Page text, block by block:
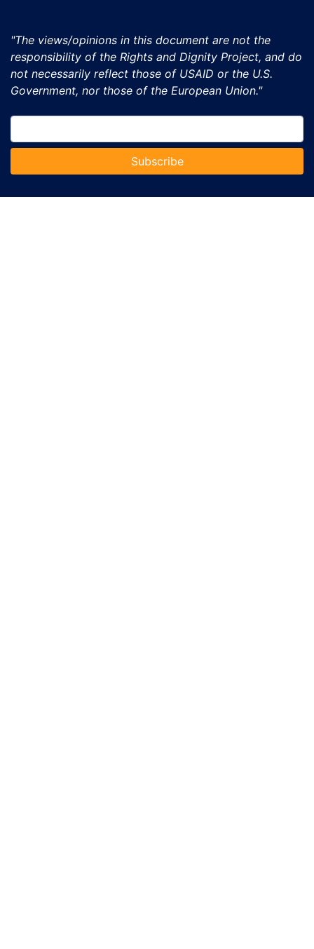
"The views/opinions in this document are not the
responsibility of the Rights and Dignity Project, and do
not necessarily reflect those of USAID or the U.S.
Government, nor those of the European Union."
Subscribe